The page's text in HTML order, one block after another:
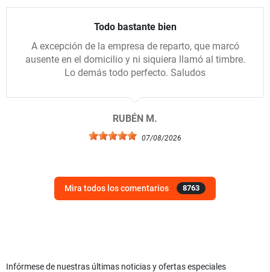
Todo bastante bien
A excepción de la empresa de reparto, que marcó
ausente en el domicilio y ni siquiera llamó al timbre.
Lo demás todo perfecto. Saludos
RUBÉN M.
07/08/2026
Mira todos los comentarios 8763
Infórmese de nuestras últimas noticias y ofertas especiales